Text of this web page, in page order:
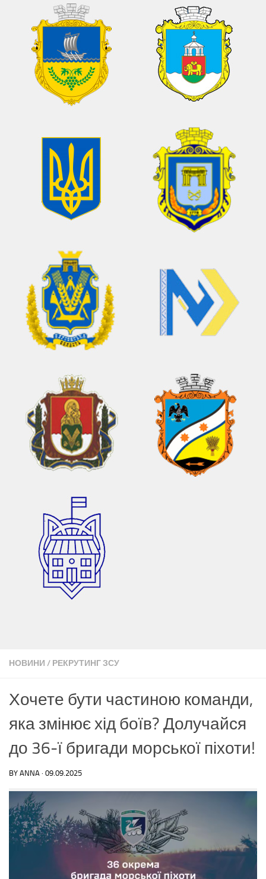
НОВИНИ / РЕКРУТИНГ ЗСУ
Хочете бути частиною команди,
яка змінює хід боїв? Долучайся
до 36-ї бригади морської піхоти!
BY ANNA · 09.09.2025